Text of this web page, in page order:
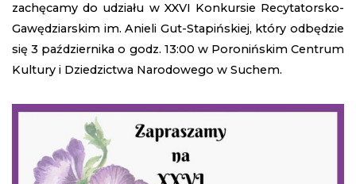
zachęcamy do udziału w XXVI Konkursie Recytatorsko-
Gawędziarskim im. Anieli Gut-Stapińskiej, który odbędzie
się 3 października o godz. 13:00 w Poronińskim Centrum
Kultury i Dziedzictwa Narodowego w Suchem.